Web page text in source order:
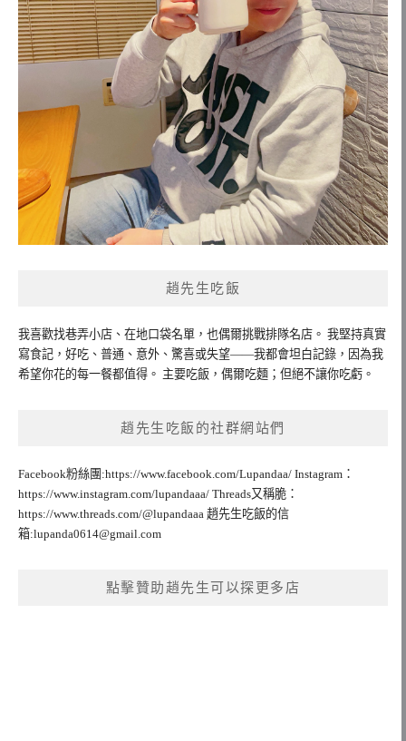
趙先生吃飯
我喜歡找巷弄小店、在地口袋名單，也偶爾挑戰排隊名店。 我堅持真實
寫食記，好吃、普通、意外、驚喜或失望——我都會坦白記錄，因為我
希望你花的每一餐都值得。 主要吃飯，偶爾吃麵；但絕不讓你吃虧。
趙先生吃飯的社群網站們
Facebook粉絲團:https://www.facebook.com/Lupandaa/ Instagram：
https://www.instagram.com/lupandaaa/ Threads又稱脆：
https://www.threads.com/@lupandaaa 趙先生吃飯的信
箱:lupanda0614@gmail.com
點擊贊助趙先生可以探更多店